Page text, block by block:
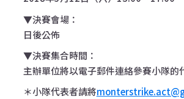
▼決賽會場：
日後公佈
▼決賽集合時間：
主辦單位將以電子郵件連絡參賽小隊的
＊小隊代表者請將